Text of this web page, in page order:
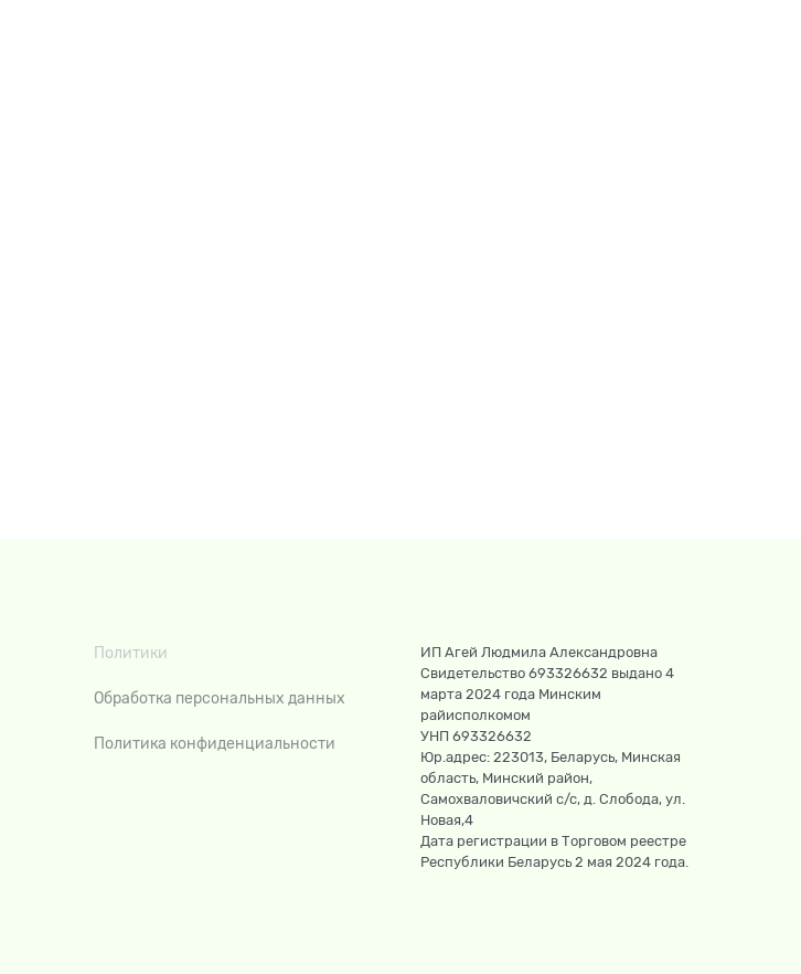
Политики
Обработка персональных данных
Политика конфиденциальности
ИП Агей Людмила Александровна
Свидетельство 693326632 выдано 4
марта 2024 года Минским
райисполкомом
УНП 693326632
Юр.адрес: 223013, Беларусь, Минская
область, Минский район,
Самохваловичский с/с, д. Слобода, ул.
Новая,4
Дата регистрации в Торговом реестре
Республики Беларусь 2 мая 2024 года.